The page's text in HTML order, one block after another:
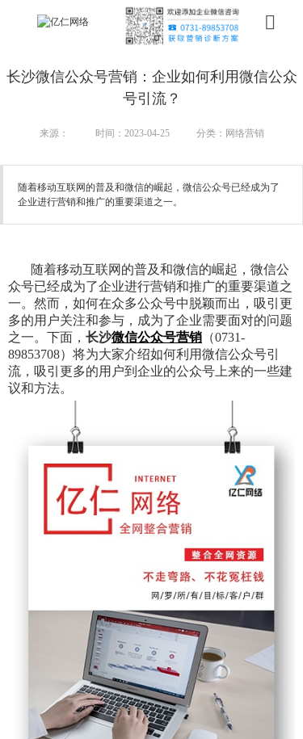
产品
服务
资讯
我们
长沙微信公众号营销：企业如何利用微信公众
号引流？
来源： 时间：2023-04-25 分类：网络营销
随着移动互联网的普及和微信的崛起，微信公众号已经成为了
企业进行营销和推广的重要渠道之一。
随着移动互联网的普及和微信的崛起，微信公
众号已经成为了企业进行营销和推广的重要渠道之
一。然而，如何在众多公众号中脱颖而出，吸引更
多的用户关注和参与，成为了企业需要面对的问题
之一。下面， 长沙微信公众号营销 （0731-
89853708）将为大家介绍如何利用微信公众号引
流，吸引更多的用户到企业的公众号上来的一些建
议和方法。